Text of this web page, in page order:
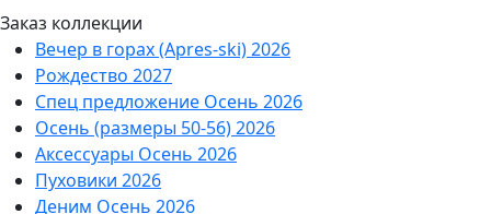
Заказ коллекции
Вечер в горах (Apres-ski) 2026
Рождество 2027
Спец предложение Осень 2026
Осень (размеры 50-56) 2026
Аксессуары Осень 2026
Пуховики 2026
Деним Осень 2026